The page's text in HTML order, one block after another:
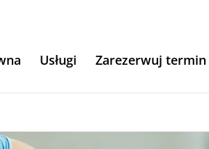
Usługi Zarezerwuj termin